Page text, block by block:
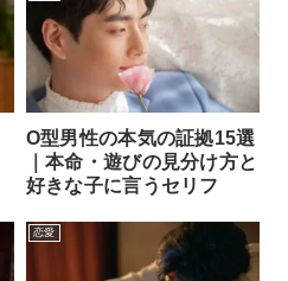
O型男性の本気の証拠15選
｜本命・遊びの見分け方と
好きな子に言うセリフ
恋愛